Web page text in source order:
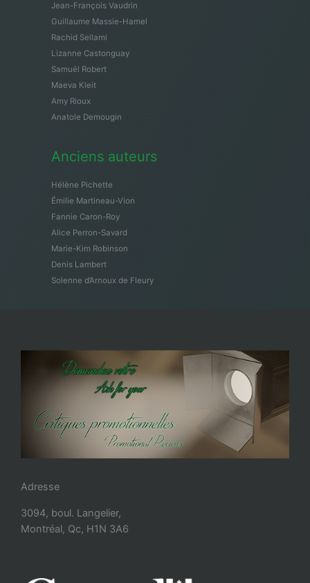
Jean-François Vaudrin
Guillaume Massie-Hamel
Rachid Sellami
Lizanne Castonguay
Samuël Robert
Maeva Kleit
Amy Rioux
Anatole Demougin
Anciens auteurs
Hélène Pichette
Émilie Martineau-Vion
Fannie Caron-Roy
Alice Perron-Savard
Marie-Kim Robinson
Denis Lambert
Solenne d’Arnoux de Fleury
Adresse
3094, boul. Langelier,
Montréal, Qc, H1N 3A6